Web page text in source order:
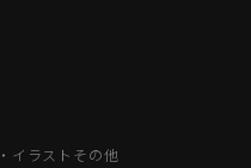
イラストその他